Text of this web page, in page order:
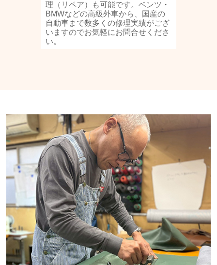
理（リペア）も可能です。ベンツ・
BMWなどの高級外車から、国産の
自動車まで数多くの修理実績がござ
いますのでお気軽にお問合せくださ
い。